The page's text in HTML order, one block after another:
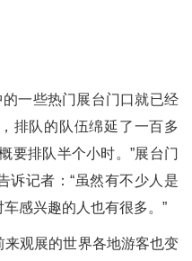
一些热门展台门口就已经
排队的队伍绵延了一百多
要排队半个小时。”展台门
诉记者：“虽然有不少人是
感兴趣的人也有很多。”
观展的世界各地游客也变